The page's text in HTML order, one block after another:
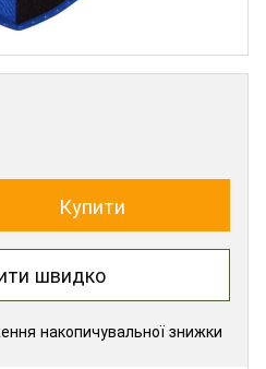
Купити
швидко
накопичувальної знижки